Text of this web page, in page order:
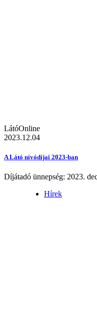
LátóOnline
2023.12.04
A Látó nívódíjai 2023-ban
Díjátadó ünnepség: 2023.
Hírek